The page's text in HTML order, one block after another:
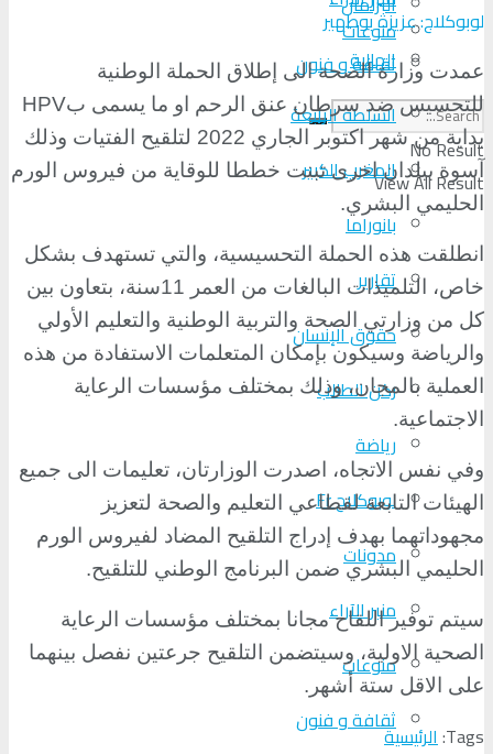
منوعات
ثقافة و فنون
No Result
View All Result
الجالية
السلطة الرابعة
المغرب الكبير
بانوراما
تقارير
حقوق الإنسان
ركن الطالب
رياضة
لوبوكلاج Fr
مدونات
منبر الآراء
منوعات
ثقافة و فنون
لوبوكلاج: عزيزة بوطهير
عمدت وزارة الصحة الى إطلاق الحملة الوطنية
للتحسيس ضد سرطان عنق الرحم او ما يسمى بHPV
بداية من شهر اكتوبر الجاري 2022 لتلقيح الفتيات وذلك
آسوة ببلدان اخرى تبنت خططا للوقاية من فيروس الورم
الحليمي البشري.
انطلقت هذه الحملة التحسيسية، والتي تستهدف بشكل
خاص، التلميذات البالغات من العمر 11سنة، بتعاون بين
كل من وزارتي الصحة والتربية الوطنية والتعليم الأولي
والرياضة وسيكون بإمكان المتعلمات الاستفادة من هذه
العملية بالمجان، وذلك بمختلف مؤسسات الرعاية
الاجتماعية.
وفي نفس الاتجاه، اصدرت الوزارتان، تعليمات الى جميع
الهيئات التابعة لقطاعي التعليم والصحة لتعزيز
مجهوداتهما بهدف إدراج التلقيح المضاد لفيروس الورم
الحليمي البشري ضمن البرنامج الوطني للتلقيح.
سيتم توفير اللقاح مجانا بمختلف مؤسسات الرعاية
الصحية الاولية، وسيتضمن التلقيح جرعتين نفصل بينهما
على الاقل ستة أشهر .
Tags: الرئيسية